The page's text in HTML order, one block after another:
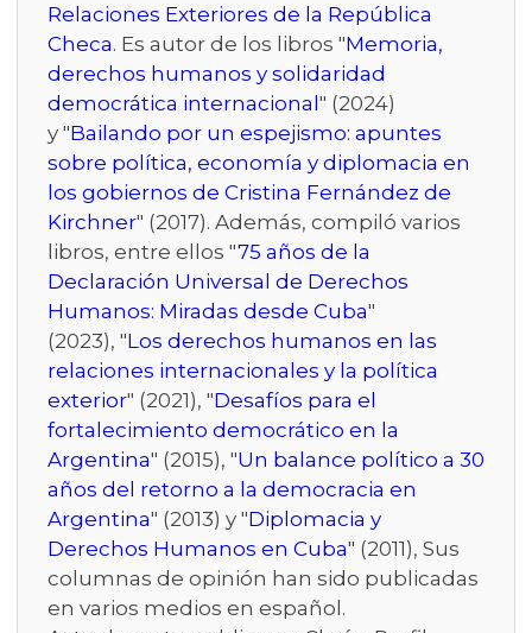
Relaciones Exteriores de la República
Checa. Es autor de los libros "Memoria,
derechos humanos y solidaridad
democrática internacional " (2024)
y "Bailando por un espejismo: apuntes
sobre política, economía y diplomacia en
los gobiernos de Cristina Fernández de
Kirchner" (2017). Además, compiló varios
libros, entre ellos "75 años de la
Declaración Universal de Derechos
Humanos: Miradas desde Cuba"
(2023), "Los derechos humanos en las
relaciones internacionales y la política
exterior" (2021), "Desafíos para el
fortalecimiento democrático en la
Argentina" (2015), "Un balance político a 30
años del retorno a la democracia en
Argentina" (2013) y "Diplomacia y
Derechos Humanos en Cuba" (2011), Sus
columnas de opinión han sido publicadas
en varios medios en español.